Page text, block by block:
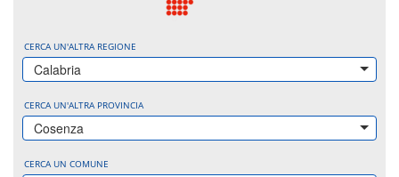
CERCA UN'ALTRA REGIONE
Calabria
CERCA UN'ALTRA PROVINCIA
Cosenza
CERCA UN COMUNE